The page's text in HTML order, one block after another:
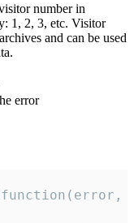
number in
1, 2, 3, etc. Visitor
and can be used
error